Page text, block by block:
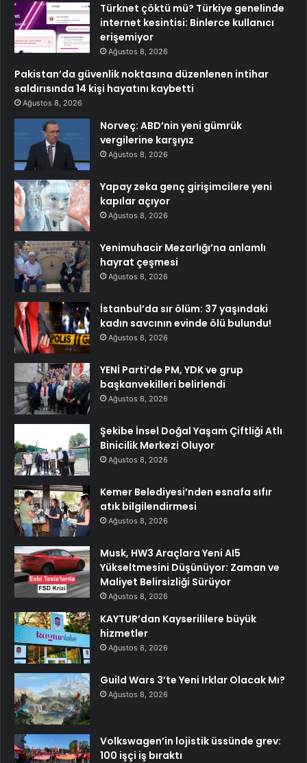
Türknet çöktü mü? Türkiye genelinde
internet kesintisi: Binlerce kullanıcı
erişemiyor
Ağustos 8, 2026
Pakistan’da güvenlik noktasına düzenlenen intihar
saldırısında 14 kişi hayatını kaybetti
Ağustos 8, 2026
Norveç: ABD’nin yeni gümrük
vergilerine karşıyız
Ağustos 8, 2026
Yapay zeka genç girişimcilere yeni
kapılar açıyor
Ağustos 8, 2026
Yenimuhacir Mezarlığı’na anlamlı
hayrat çeşmesi
Ağustos 8, 2026
İstanbul’da sır ölüm: 37 yaşındaki
kadın savcının evinde ölü bulundu!
Ağustos 8, 2026
YENİ Parti’de PM, YDK ve grup
başkanvekilleri belirlendi
Ağustos 8, 2026
Şekibe İnsel Doğal Yaşam Çiftliği Atlı
Binicilik Merkezi Oluyor
Ağustos 8, 2026
Kemer Belediyesi’nden esnafa sıfır
atık bilgilendirmesi
Ağustos 8, 2026
Musk, HW3 Araçlara Yeni AI5
Yükseltmesini Düşünüyor: Zaman ve
Maliyet Belirsizliği Sürüyor
Ağustos 8, 2026
KAYTUR’dan Kayserililere büyük
hizmetler
Ağustos 8, 2026
Guild Wars 3’te Yeni Irklar Olacak Mı?
Ağustos 8, 2026
Volkswagen’in lojistik üssünde grev:
100 işçi iş bıraktı